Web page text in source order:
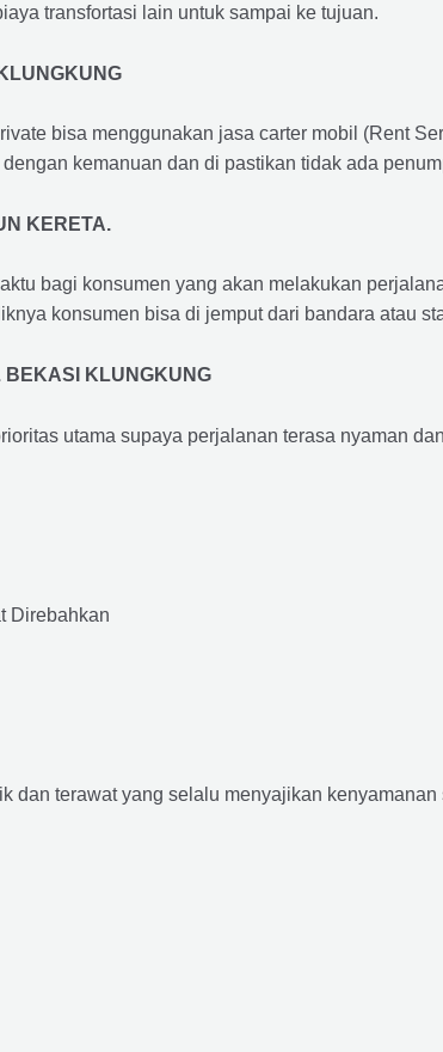
transfortasi lain untuk sampai ke tujuan.
bisa menggunakan jasa carter mobil (Rent
kemanuan dan di pastikan tidak ada
KERETA.
bagi konsumen yang akan melakukan
konsumen bisa di jemput dari bandara atau
BEKASI KLUNGKUNG
utama supaya perjalanan terasa nyaman
Direbahkan
dan terawat yang selalu menyajikan